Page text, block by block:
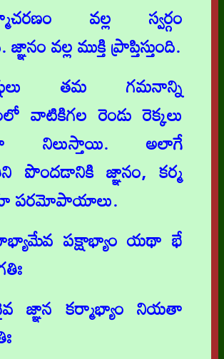
వల్ల స్వర్గం
జ్ఞానం వల్ల ముక్తి ప్రాప్తిస్తుంది.
తమ గమనాన్ని
వాటికిగల రెండు రెక్కలు
నిలుస్తాయి. అలాగే
పొందడానికి జ్ఞానం, కర్మ
పరమోపాయాలు.
పక్షాభ్యాం యథా భే
జ్ఞాన కర్మాభ్యాం నియతా